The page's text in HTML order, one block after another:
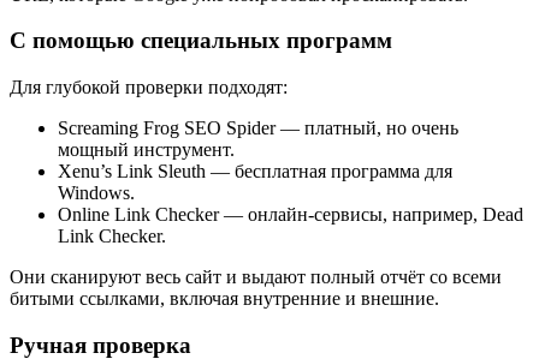
С помощью специальных программ
Для глубокой проверки подходят:
Screaming Frog SEO Spider — платный, но очень
мощный инструмент.
Xenu’s Link Sleuth — бесплатная программа для
Windows.
Online Link Checker — онлайн-сервисы, например, Dead
Link Checker.
Они сканируют весь сайт и выдают полный отчёт со всеми
битыми ссылками, включая внутренние и внешние.
Ручная проверка